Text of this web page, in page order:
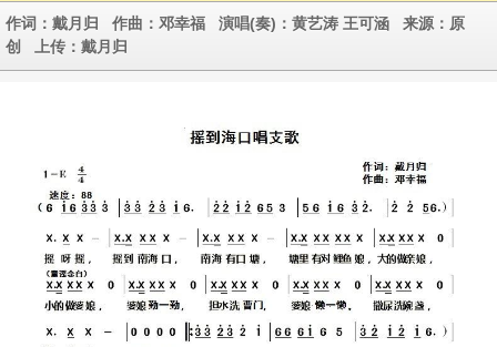
作词： 戴月归 作曲： 邓幸福 演唱(奏)： 黄艺涛 王可涵 来源： 原
创 上传： 戴月归